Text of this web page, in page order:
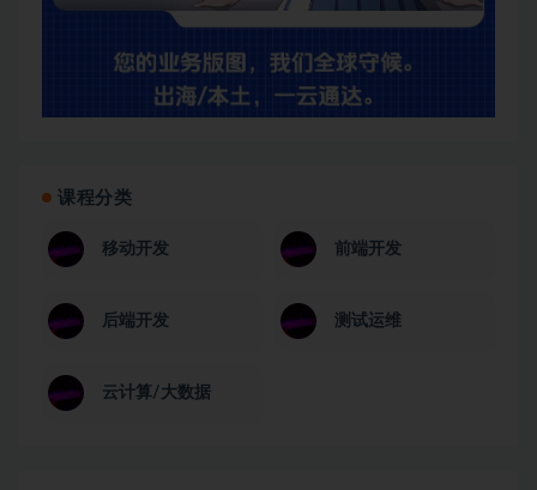
课程分类
移动开发 前端开发
后端开发 测试运维
云计算/大数据